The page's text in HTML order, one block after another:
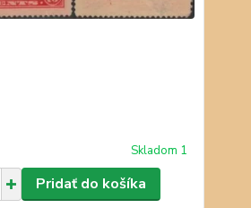
Skladom 1
Pridať do košíka